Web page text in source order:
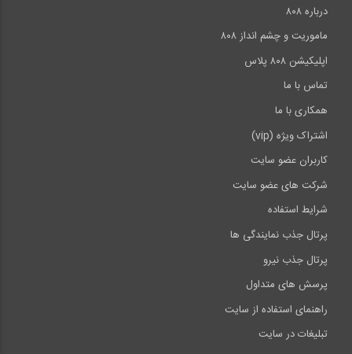
درباره ۸۰۸
ماموریت و چشم انداز ۸۰۸
اپلیکیشن ۸۰۸ پلاس
تماس با ما
همکاری با ما
اشتراک ویژه (vip)
کاربران عضو سایت
شرکت های عضو سایت
شرایط استفاده
پرتال جذب نمایندگی ها
پرتال جذب نیرو
پرسش های متداول
راهنمای استفاده از سایت
تبلیغات در سایت